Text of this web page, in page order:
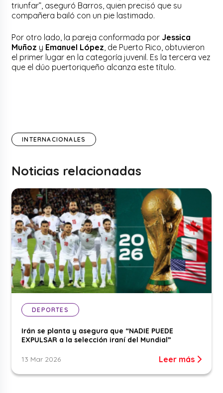
triunfar”, aseguró Barros, quien precisó que su
compañera bailó con un pie lastimado.
Por otro lado, la pareja conformada por Jessica
Muñoz y Emanuel López, de Puerto Rico, obtuvieron
el primer lugar en la categoría juvenil. Es la tercera vez
que el dúo puertoriqueño alcanza este título.
INTERNACIONALES
Noticias relacionadas
DEPORTES
Irán se planta y asegura que “NADIE PUEDE
EXPULSAR a la selección iraní del Mundial”
13 Mar 2026 Leer más